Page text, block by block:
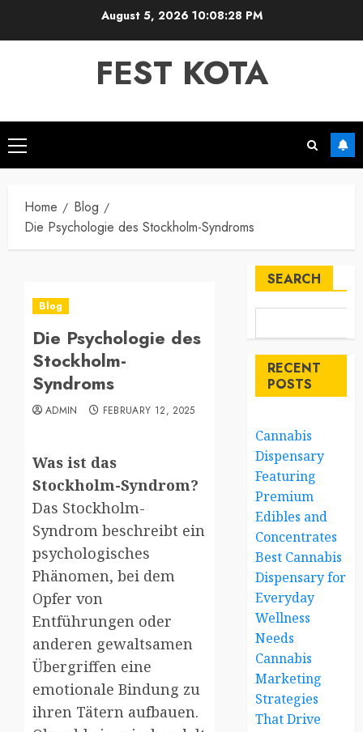
August 5, 2026 10:08:28 PM
FEST KOTA
Primary
Menu
Home
Blog
Die Psychologie des Stockholm-Syndroms
Blog
Die Psychologie des
Stockholm-
Syndroms
ADMIN FEBRUARY 12, 2025
Was ist das
Stockholm-Syndrom?
Das Stockholm-
Syndrom beschreibt ein
psychologisches
Phänomen, bei dem
Opfer von
Entführungen oder
anderen gewaltsamen
Übergriffen eine
emotionale Bindung zu
ihren Tätern aufbauen.
SEARCH
RECENT
POSTS
Cannabis
Dispensary
Featuring
Premium
Edibles and
Concentrates
Best Cannabis
Dispensary for
Everyday
Wellness
Needs
Cannabis
Marketing
Strategies
That Drive